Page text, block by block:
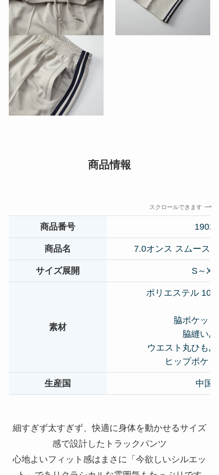
商品情報
スクロールできます
商品番号 1902
商品名 7.0オンス スムース
サイズ展開 S～XL
素材
ポリエステル 100
脇ポケッ
脇縫い
ウエスト丸ひも
ヒップポケ
生産国 中国
細すぎず太すぎず、快適に身体を動かせるサイズ
感で設計したトラックパンツ
心地よいフィット感はまさに「今欲しいシルエッ